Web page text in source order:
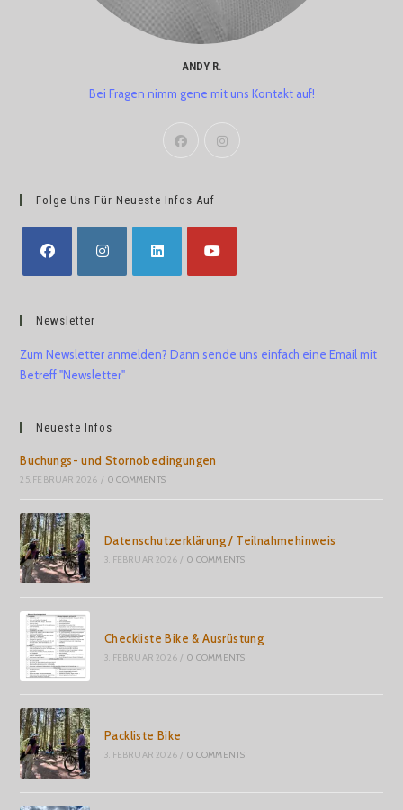
ANDY R.
Bei Fragen nimm gene mit uns Kontakt auf!
Folge Uns Für Neueste Infos Auf
Newsletter
Zum Newsletter anmelden? Dann sende uns einfach eine Email mit
Betreff "Newsletter"
Neueste Infos
Buchungs- und Stornobedingungen
25. FEBRUAR 2026 / 0 COMMENTS
Datenschutzerklärung / Teilnahmehinweis
3. FEBRUAR 2026 / 0 COMMENTS
Checkliste Bike & Ausrüstung
3. FEBRUAR 2026 / 0 COMMENTS
Packliste Bike
3. FEBRUAR 2026 / 0 COMMENTS